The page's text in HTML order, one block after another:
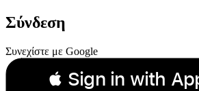
Σύνδεση
Συνεχίστε με Google
 Sign in with